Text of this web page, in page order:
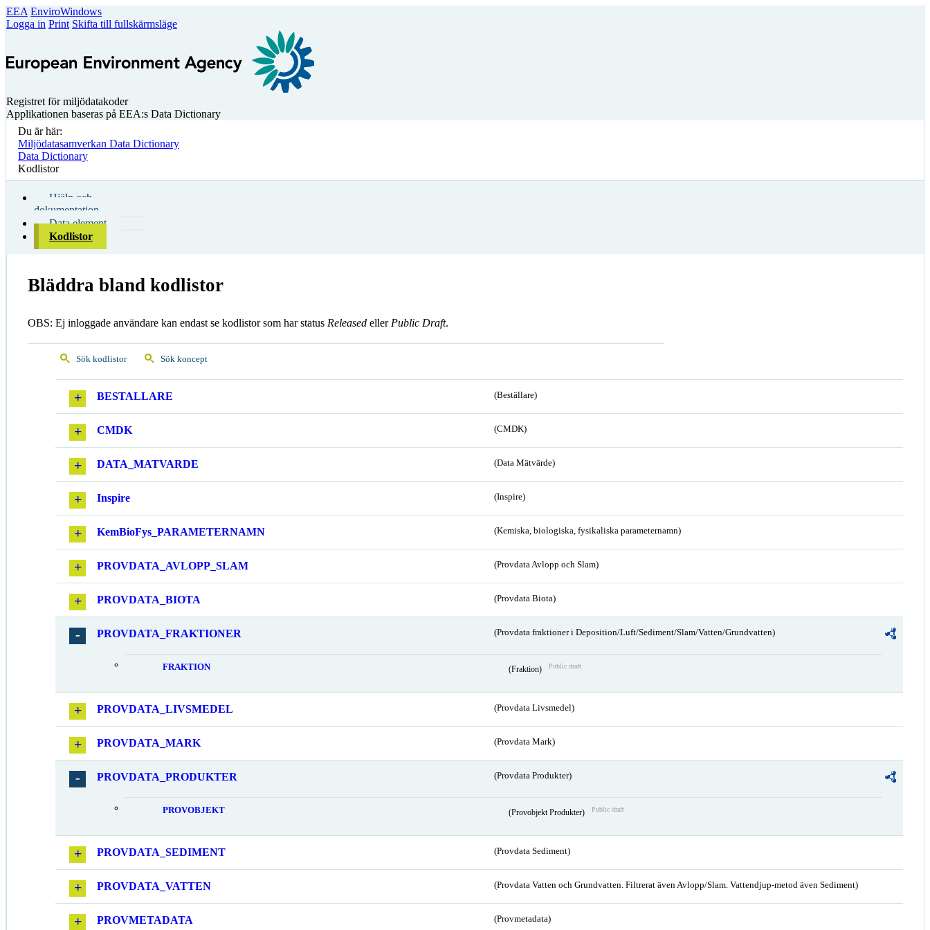
EEA EnviroWindows
Logga in Print Skifta till fullskärmsläge
Registret för miljödatakoder
Applikationen baseras på EEA:s Data Dictionary
Du är här:
Miljödatasamverkan Data Dictionary
Data Dictionary
Kodlistor
Hjälp och
dokumentation
Data element
Kodlistor
Bläddra bland kodlistor
OBS: Ej inloggade användare kan endast se kodlistor som har status Released eller Public Draft.
Sök kodlistor Sök koncept
BESTALLARE (Beställare)
CMDK (CMDK)
DATA_MATVARDE (Data Mätvärde)
Inspire (Inspire)
KemBioFys_PARAMETERNAMN (Kemiska, biologiska, fysikaliska parameternamn)
PROVDATA_AVLOPP_SLAM (Provdata Avlopp och Slam)
PROVDATA_BIOTA (Provdata Biota)
PROVDATA_FRAKTIONER (Provdata fraktioner i Deposition/Luft/Sediment/Slam/Vatten/Grundvatten)
FRAKTION (Fraktion) Public draft
PROVDATA_LIVSMEDEL (Provdata Livsmedel)
PROVDATA_MARK (Provdata Mark)
PROVDATA_PRODUKTER (Provdata Produkter)
PROVOBJEKT (Provobjekt Produkter) Public draft
PROVDATA_SEDIMENT (Provdata Sediment)
PROVDATA_VATTEN (Provdata Vatten och Grundvatten. Filtrerat även Avlopp/Slam. Vattendjup-metod även Sediment)
PROVMETADATA (Provmetadata)